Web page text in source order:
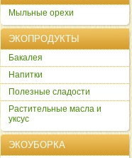
Мыльные орехи
ЭКОПРОДУКТЫ
Бакалея
Напитки
Полезные сладости
Растительные масла и
уксус
ЭКОУБОРКА